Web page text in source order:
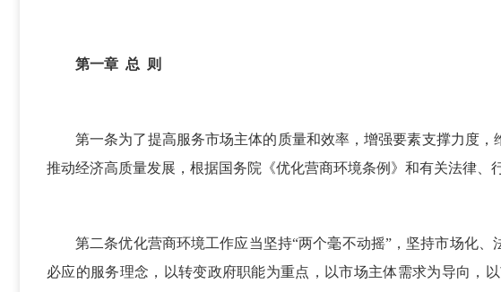
第一章 总 则
第一条为了提高服务市场主体的质量和效率，增强要素支撑力度
推动经济高质量发展，根据国务院《优化营商环境条例》和有关法律、
第二条优化营商环境工作应当坚持“两个毫不动摇”，坚持市场化
必应的服务理念，以转变政府职能为重点，以市场主体需求为导向，